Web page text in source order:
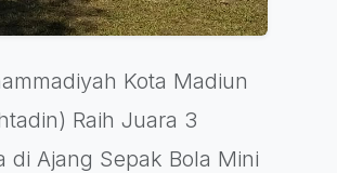
Kota Madiun
Raih Juara 3
di Ajang Sepak Bola Mini